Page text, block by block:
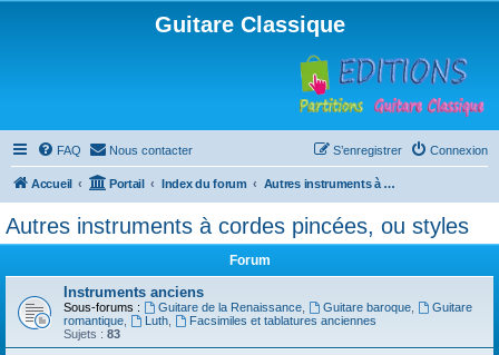
Guitare Classique
FAQ Nous contacter Connexion
S’enregistrer
Accueil Portail Index du forum Autres instruments à cordes pincées, ou styles
Autres instruments à cordes pincées, ou styles
Forum
Instruments anciens
Sous-forums : Guitare de la Renaissance, Guitare baroque,
Guitare
romantique
Luth,
Facsimiles et tablatures anciennes
Sujets : 83